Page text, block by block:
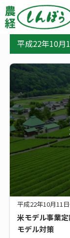
事
バッ
新着 新技術・新
#アグリビジネス
平成22年10月
平成22年10月11
米モデル事業
モデル対策